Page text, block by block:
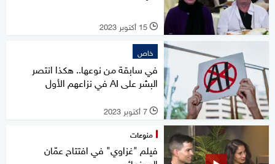
l 15 أكتوبر 2023
خاص
في سابقة من نوعها.. هكذا انتصر
البشر على AI في نزاعهم الأول
l 7 أكتوبر 2023
منوعات
فيلم "غزاوي" في افتتاح عمّان